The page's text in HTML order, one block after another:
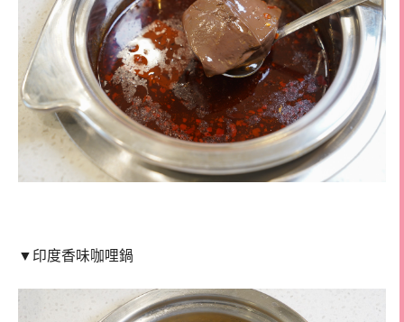
▼印度香味咖哩鍋